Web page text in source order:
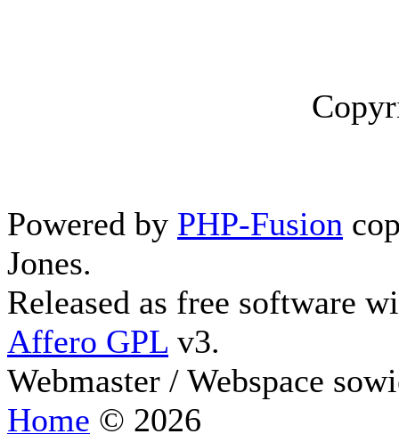
Powered by PHP-Fusion
Jones.
Released as free software
Affero GPL v3.
Webmaster / Webspace
Home © 2026